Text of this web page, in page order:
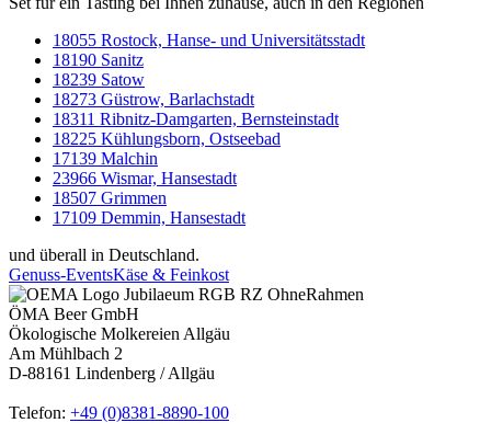
18055 Rostock, Hanse- und Universitätsstadt
18190 Sanitz
18239 Satow
18273 Güstrow, Barlachstadt
18311 Ribnitz-Damgarten, Bernsteinstadt
18225 Kühlungsborn, Ostseebad
17139 Malchin
23966 Wismar, Hansestadt
18507 Grimmen
17109 Demmin, Hansestadt
und überall in Deutschland.
Genuss-EventsKäse & Feinkost
ÖMA Beer GmbH
Ökologische Molkereien Allgäu
Am Mühlbach 2
D-88161 Lindenberg / Allgäu
Telefon: +49 (0)8381-8890-100